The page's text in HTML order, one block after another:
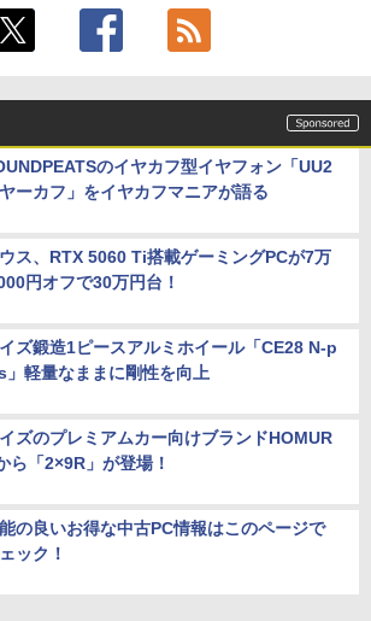
のイヤカフ型イヤフォン「UU2
ーカフ」をイヤカフマニアが語る
ス、RTX 5060 Ti搭載ゲーミングPCが7万
円オフで30万円台！
ズ鍛造1ピースアルミホイール「CE28 N-p
」軽量なままに剛性を向上
ズのプレミアムカー向けブランドHOMUR
ら「2×9R」が登場！
の良いお得な中古PC情報はこのページで
ック！